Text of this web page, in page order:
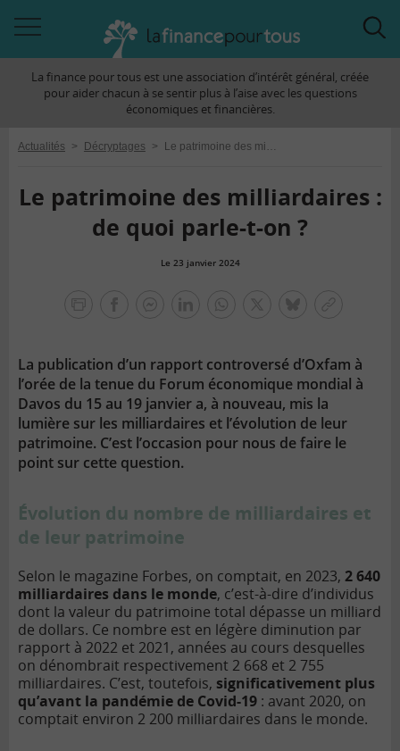
àLa finance pour tous est une association d’intérêt général, créée
pour aider chacun à se sentir plus à l’aise avec les questions
économiques et financières.
Actualités > Décryptages > Le patrimoine des milliardaires : de quoi parle-t-on ?
Le patrimoine des milliardaires :
de quoi parle-t-on ?
Le 23 janvier 2024
La publication d’un rapport controversé d’Oxfam à
l’orée de la tenue du Forum économique mondial à
Davos du 15 au 19 janvier a, à nouveau, mis la
lumière sur les milliardaires et l’évolution de leur
patrimoine. C’est l’occasion pour nous de faire le
point sur cette question.
Évolution du nombre de milliardaires et
de leur patrimoine
Selon le magazine Forbes, on comptait, en 2023, 2 640
milliardaires dans le monde, c’est-à-dire d’individus
dont la valeur du patrimoine total dépasse un milliard
de dollars. Ce nombre est en légère diminution par
rapport à 2022 et 2021, années au cours desquelles
on dénombrait respectivement 2 668 et 2 755
milliardaires. C’est, toutefois, significativement plus
qu’avant la pandémie de Covid-19 : avant 2020, on
comptait environ 2 200 milliardaires dans le monde.